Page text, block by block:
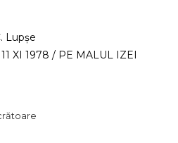
Lupșe
XI 1978 / PE MALUL IZEI